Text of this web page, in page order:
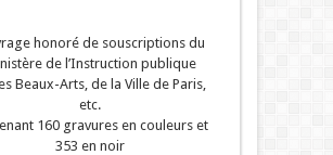
honoré de souscriptions du
de l’Instruction publique
Beaux-Arts, de la Ville de Paris,
etc.
160 gravures en couleurs et
353 en noir